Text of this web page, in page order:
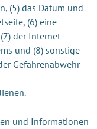
(5) das Datum und
(6) eine
der Internet-
und (8) sonstige
Gefahrenabwehr
und Informationen